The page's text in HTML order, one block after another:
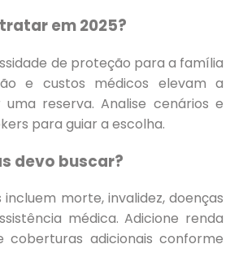
em 2025?
de proteção para a família
e custos médicos elevam a
reserva. Analise cenários e
para guiar a escolha.
devo buscar?
morte, invalidez, doenças
médica. Adicione renda
coberturas adicionais conforme